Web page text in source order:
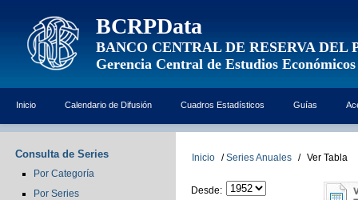
BCRPData
BANCO CENTRAL DE RESERVA DEL
Gerencia Central de Estudios Económicos
Inicio Calendario de Difusión Cuadros Estadísticos Guías
Consulta de Series
Por Categoría
Por Series
Inicio / Series Anuales / Ver Tabla
Desde: